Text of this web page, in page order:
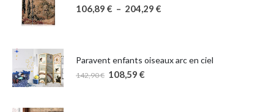
106,89 € – 204,29 €
Paravent enfants oiseaux arc en ciel
142,90€ 108,59 €